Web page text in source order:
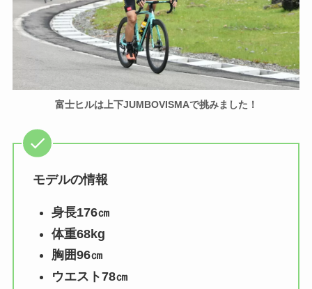
富士ヒルは上下JUMBOVISMAで挑みました！
モデルの情報
身長176㎝
体重68kg
胸囲96㎝
ウエスト78㎝